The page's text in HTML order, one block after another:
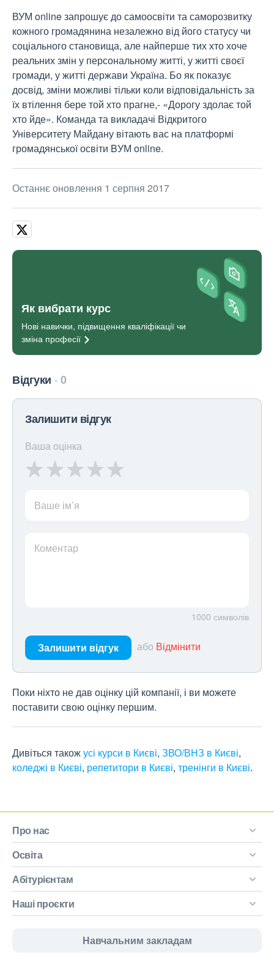
ВУМ online запрошує до самоосвіти та саморозвитку
кожного громадянина незалежно від його статусу чи
соціального становища, але найперше тих хто хоче
реальних змін у персональному житті, у житті своєї
громади, у житті держави Україна. Бо як показує
досвід, зміни можливі тільки коли відповідальність за
їх втілення бере той хто прагне,- «Дорогу здолає той
хто йде». Команда та викладачі Відкритого
Університету Майдану вітають вас на платформі
громадянської освіти BУМ online.
Останнє оновлення 1 серпня 2017
Як вибрати курс
Нові навички, підвищення кваліфікації чи
зміна професії
Відгуки 0
Залишити відгук
Ваша оцінка
Ваше ім’я
Коментар
1000 символів
Залишити відгук або Відмінити
Поки ніхто не дав оцінку цій компанії, і ви можете
поставити свою оцінку першим.
Дивіться такожусі курси в Києві, ЗВО/ВНЗ в Києві,
коледжі в Києві, репетитори в Києві, тренінги в Києві.
Про нас
Освіта
Абітурієнтам
Наші проєкти
Навчальним закладам